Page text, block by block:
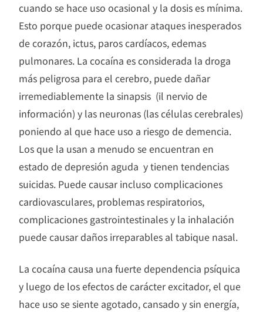
cuando se hace uso ocasional y la dosis es mínima.
Esto porque puede ocasionar ataques inesperados
de corazón, ictus, paros cardíacos, edemas
pulmonares. La cocaína es considerada la droga
más peligrosa para el cerebro, puede dañar
irremediablemente la sinapsis (il nervio de
información) y las neuronas (las células cerebrales)
poniendo al que hace uso a riesgo de demencia.
Los que la usan a menudo se encuentran en
estado de depresión aguda y tienen tendencias
suicidas. Puede causar incluso complicaciones
cardiovasculares, problemas respiratorios,
complicaciones gastrointestinales y la inhalación
puede causar daños irreparables al tabique nasal.
La cocaína causa una fuerte dependencia psíquica
y luego de los efectos de carácter excitador, el que
hace uso se siente agotado, cansado y sin energía,